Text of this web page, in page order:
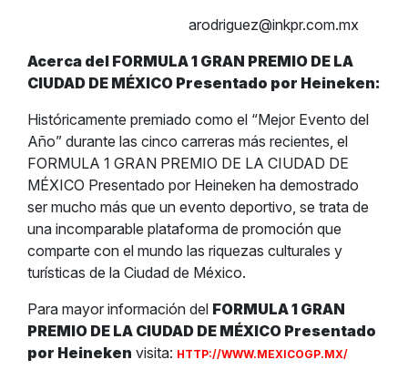
arodriguez@inkpr.com.mx
Acerca del FORMULA 1 GRAN PREMIO DE LA
CIUDAD DE MÉXICO Presentado por Heineken:
Históricamente premiado como el “Mejor Evento del
Año” durante las cinco carreras más recientes, el
FORMULA 1 GRAN PREMIO DE LA CIUDAD DE
MÉXICO Presentado por Heineken ha demostrado
ser mucho más que un evento deportivo, se trata de
una incomparable plataforma de promoción que
comparte con el mundo las riquezas culturales y
turísticas de la Ciudad de México.
Para mayor información del FORMULA 1 GRAN
PREMIO DE LA CIUDAD DE MÉXICO Presentado
por Heineken visita: HTTP://WWW.MEXICOGP.MX/